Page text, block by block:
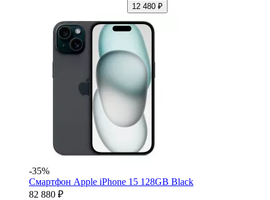
12 480 ₽
-35%
Смартфон Apple iPhone 15 128GB Black
82 880 ₽